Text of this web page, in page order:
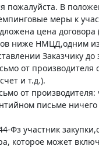
пожалуйста. В
меры к
цена
ниже НМЦД,одним
Заказчику
от производителя
и т.д.).
от
письме
Фз участник
которое может